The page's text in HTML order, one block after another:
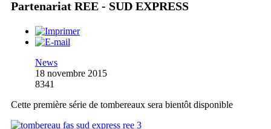
Partenariat REE - SUD EXPRESS
News
18 novembre 2015
8341
Cette première série de tombereaux sera bientôt disponible